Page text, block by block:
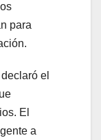
para
el
El
a